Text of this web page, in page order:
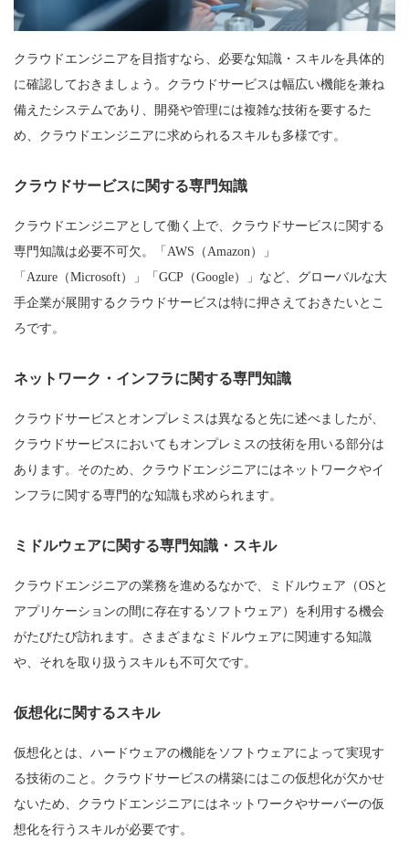
クラウドエンジニアを目指すなら、必要な知識・スキルを具体的
に確認しておきましょう。クラウドサービスは幅広い機能を兼ね
備えたシステムであり、開発や管理には複雑な技術を要するた
め、クラウドエンジニアに求められるスキルも多様です。
クラウドサービスに関する専門知識
クラウドエンジニアとして働く上で、クラウドサービスに関する
専門知識は必要不可欠。「AWS（Amazon）」
「Azure（Microsoft）」「GCP（Google）」など、グローバルな大
手企業が展開するクラウドサービスは特に押さえておきたいとこ
ろです。
ネットワーク・インフラに関する専門知識
クラウドサービスとオンプレミスは異なると先に述べましたが、
クラウドサービスにおいてもオンプレミスの技術を用いる部分は
あります。そのため、クラウドエンジニアにはネットワークやイ
ンフラに関する専門的な知識も求められます。
ミドルウェアに関する専門知識・スキル
クラウドエンジニアの業務を進めるなかで、ミドルウェア（OSと
アプリケーションの間に存在するソフトウェア）を利用する機会
がたびたび訪れます。さまざまなミドルウェアに関連する知識
や、それを取り扱うスキルも不可欠です。
仮想化に関するスキル
仮想化とは、ハードウェアの機能をソフトウェアによって実現す
る技術のこと。クラウドサービスの構築にはこの仮想化が欠かせ
ないため、クラウドエンジニアにはネットワークやサーバーの仮
想化を行うスキルが必要です。